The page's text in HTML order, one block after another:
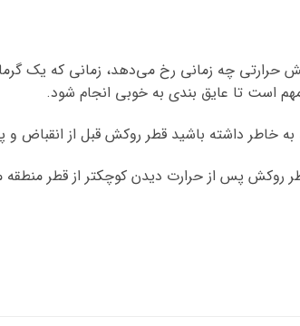
حرارتی چه زمانی رخ می‌دهد، زمانی که یک
است تا عایق بندی به خوبی انجام شود.
به خاطر داشته باشید قطر روکش قبل از
روکش پس از حرارت دیدن کوچکتر از قطر منطقه